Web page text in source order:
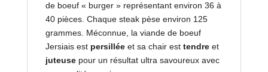
de boeuf « burger » représentant environ 36 à
40 pièces. Chaque steak pèse environ 125
grammes. Méconnue, la viande de boeuf
Jersiais est persilléeet sa chair est tendreet
juteusepour un résultat ultra savoureux avec